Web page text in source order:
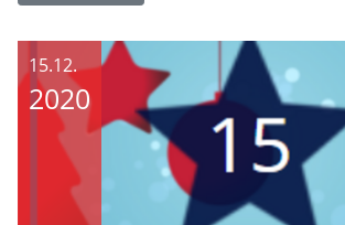
15.12.
2020